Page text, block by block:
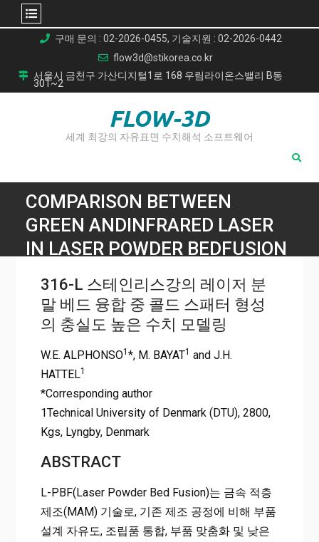
content
구매 문의 : 02-2026-0455, 기술지원 : 02-2026-0442
flow3d@stikorea.co.kr
서울시 금천구 가산디지털1로 168 우림라이온스밸리 B동
301~2
FLOW-3D
세계 최강의 자유표면 수치해석 소프트웨어
COMPARISON BETWEEN
GREEN ANDINFRARED LASER
IN LASER POWDER BEDFUSION
OF PURE COPPER THROUGH
HIGHFIDELITY NUMERICAL
MODELLING AT MESOSCALE
COMPARISON BETWEEN GREEN ANDINFRARED LASER IN
LASER POWDER BEDFUSION OF PURE COPPER THROUGH
HIGHFIDELITY NUMERICAL MODELLING AT MESOSCALE
316-L 스테인리스강의 레이저 분
말 베드 융합 중 콜드 스패터 형성
의 충실도 높은 수치 모델링
W.E. ALPHONSO1 *, M. BAYAT1 and J.H.
HATTEL1
*Corresponding author
1Technical University of Denmark (DTU), 2800,
Kgs, Lyngby, Denmark
ABSTRACT
L-PBF(Laser Powder Bed Fusion)는 금속 적층
제조(MAM) 기술로, 기존 제조 공정에 비해 부품
설계 자유도, 조립품 통합, 부품 맞춤화 및 낮은